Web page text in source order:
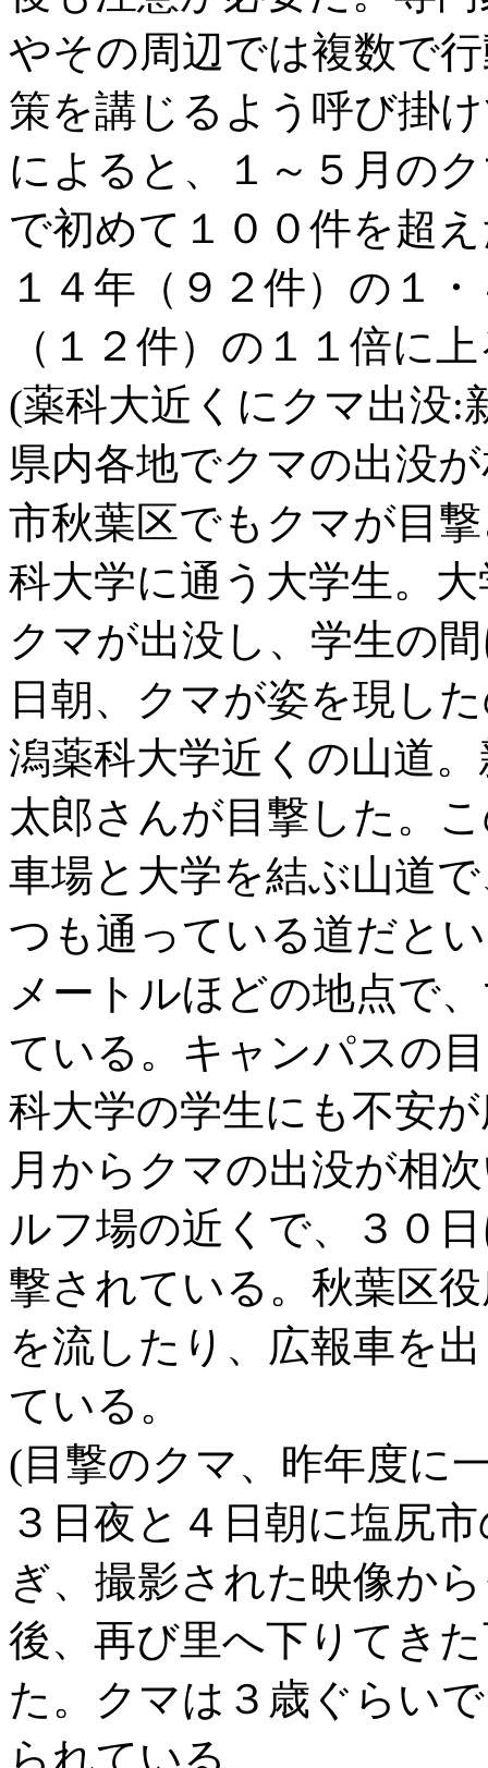
やその周辺では複数で
策を講じるよう呼び掛
によると、１～５月の
で初めて１００件を超
１４年（９２件）の１
（１２件）の１１倍に
(薬科大近くにクマ出没:
県内各地でクマの出没
市秋葉区でもクマが目
科大学に通う大学生。
クマが出没し、学生の
日朝、クマが姿を現し
潟薬科大学近くの山道
太郎さんが目撃した。
車場と大学を結ぶ山道
つも通っている道だと
メートルほどの地点で
ている。キャンパスの
科大学の学生にも不安
月からクマの出没が相
ルフ場の近くで、３０
撃されている。秋葉区
を流したり、広報車を
ている。
(目撃のクマ、昨年度に
３日夜と４日朝に塩尻
ぎ、撮影された映像か
後、再び里へ下りてき
た。クマは３歳ぐらい
られている。